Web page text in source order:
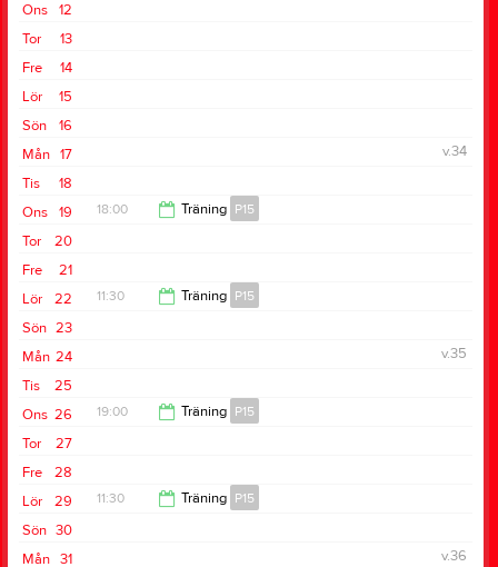
12
Ons
13
Tor
14
Fre
15
Lör
16
Sön
17
Mån
v.34
18
Tis
19
Ons 18:00 Träning P15
20
Tor
21
Fre
22
Lör 11:30 Träning P15
23
Sön
24
Mån
v.35
25
Tis
26
Ons 19:00 Träning P15
27
Tor
28
Fre
29
Lör 11:30 Träning P15
30
Sön
31
Mån v.36